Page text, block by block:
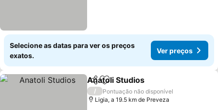
Selecione as datas para ver os preços
exatos.
Ver preços
PartilharAdicionar aos favoritos
Anatoli Studios
/
Pontuação não disponível
Ligia, a 19.5 km de Preveza